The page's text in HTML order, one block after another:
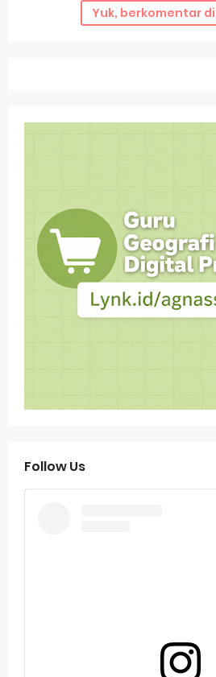
Yuk, berkomentar
Follow Us